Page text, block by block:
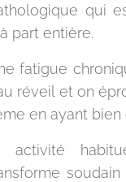
qui
part entière.
fatigue
réveil et on
en ayant bien